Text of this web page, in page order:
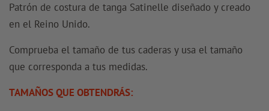
Patrón de costura de tanga Satinelle diseñado y creado
en el Reino Unido.
Comprueba el tamaño de tus caderas y usa el tamaño
que corresponda a tus medidas.
TAMAÑOS QUE OBTENDRÁS: